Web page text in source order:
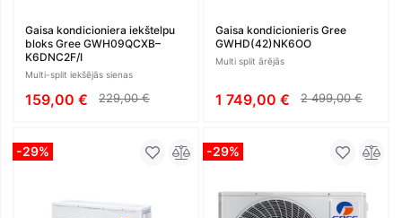
Gaisa kondicioniera iekštelpu
bloks Gree GWH09QCXB–
K6DNC2F/I
Multi-split iekšējās sienas
159,00 € 229,00 €
Gaisa kondicionieris Gree
GWHD(42)NK6OO
Multi split ārējās
1 749,00 € 2 499,00 €
-29% -29%